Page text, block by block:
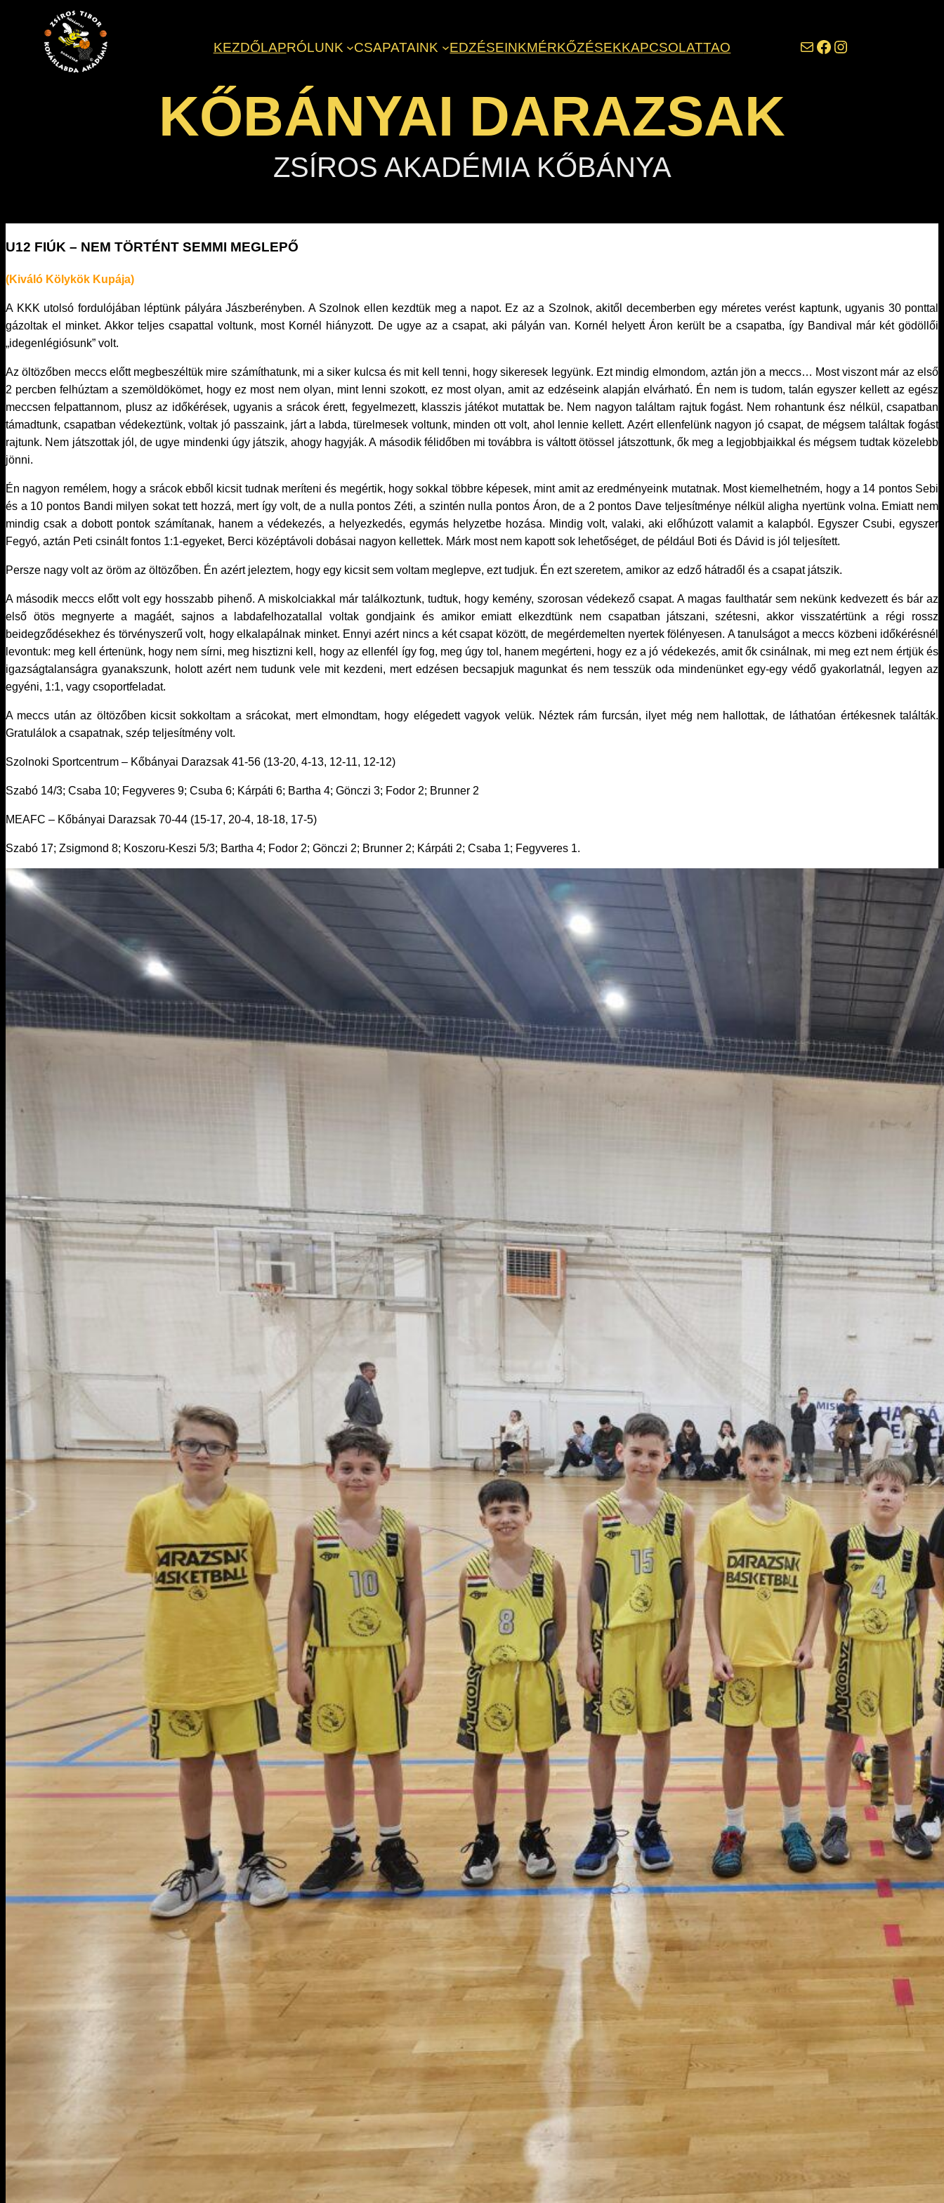
tartalomhoz
KEZDŐLAPRÓLUNK CSAPATAINK EDZÉSEINKMÉRKŐZÉSEKKAPCSOLATTAO darazsak@darazsak.hu @kobanyaidarazsak @darazsak
KŐBÁNYAI DARAZSAK
ZSÍROS AKADÉMIA KŐBÁNYA
U12 FIÚK – NEM TÖRTÉNT SEMMI MEGLEPŐ
(Kiváló Kölykök Kupája)
A KKK utolsó fordulójában léptünk pályára Jászberényben. A Szolnok ellen kezdtük meg a napot. Ez az a Szolnok, akitől decemberben egy méretes verést kaptunk, ugyanis 30 ponttal
gázoltak el minket. Akkor teljes csapattal voltunk, most Kornél hiányzott. De ugye az a csapat, aki pályán van. Kornél helyett Áron került be a csapatba, így Bandival már két gödöllői
„idegenlégiósunk” volt.
Az öltözőben meccs előtt megbeszéltük mire számíthatunk, mi a siker kulcsa és mit kell tenni, hogy sikeresek legyünk. Ezt mindig elmondom, aztán jön a meccs… Most viszont már az első
2 percben felhúztam a szemöldökömet, hogy ez most nem olyan, mint lenni szokott, ez most olyan, amit az edzéseink alapján elvárható. Én nem is tudom, talán egyszer kellett az egész
meccsen felpattannom, plusz az időkérések, ugyanis a srácok érett, fegyelmezett, klasszis játékot mutattak be. Nem nagyon találtam rajtuk fogást. Nem rohantunk ész nélkül, csapatban
támadtunk, csapatban védekeztünk, voltak jó passzaink, járt a labda, türelmesek voltunk, minden ott volt, ahol lennie kellett. Azért ellenfelünk nagyon jó csapat, de mégsem találtak fogást
rajtunk. Nem játszottak jól, de ugye mindenki úgy játszik, ahogy hagyják. A második félidőben mi továbbra is váltott ötössel játszottunk, ők meg a legjobbjaikkal és mégsem tudtak közelebb
jönni.
Én nagyon remélem, hogy a srácok ebből kicsit tudnak meríteni és megértik, hogy sokkal többre képesek, mint amit az eredményeink mutatnak. Most kiemelhetném, hogy a 14 pontos Sebi
és a 10 pontos Bandi milyen sokat tett hozzá, mert így volt, de a nulla pontos Zéti, a szintén nulla pontos Áron, de a 2 pontos Dave teljesítménye nélkül aligha nyertünk volna. Emiatt nem
mindig csak a dobott pontok számítanak, hanem a védekezés, a helyezkedés, egymás helyzetbe hozása. Mindig volt, valaki, aki előhúzott valamit a kalapból. Egyszer Csubi, egyszer
Fegyó, aztán Peti csinált fontos 1:1-egyeket, Berci középtávoli dobásai nagyon kellettek. Márk most nem kapott sok lehetőséget, de például Boti és Dávid is jól teljesített.
Persze nagy volt az öröm az öltözőben. Én azért jeleztem, hogy egy kicsit sem voltam meglepve, ezt tudjuk. Én ezt szeretem, amikor az edző hátradől és a csapat játszik.
A második meccs előtt volt egy hosszabb pihenő. A miskolciakkal már találkoztunk, tudtuk, hogy kemény, szorosan védekező csapat. A magas faulthatár sem nekünk kedvezett és bár az
első ötös megnyerte a magáét, sajnos a labdafelhozatallal voltak gondjaink és amikor emiatt elkezdtünk nem csapatban játszani, szétesni, akkor visszatértünk a régi rossz
beidegződésekhez és törvényszerű volt, hogy elkalapálnak minket. Ennyi azért nincs a két csapat között, de megérdemelten nyertek fölényesen. A tanulságot a meccs közbeni időkérésnél
levontuk: meg kell értenünk, hogy nem sírni, meg hisztizni kell, hogy az ellenfél így fog, meg úgy tol, hanem megérteni, hogy ez a jó védekezés, amit ők csinálnak, mi meg ezt nem értjük és
igazságtalanságra gyanakszunk, holott azért nem tudunk vele mit kezdeni, mert edzésen becsapjuk magunkat és nem tesszük oda mindenünket egy-egy védő gyakorlatnál, legyen az
egyéni, 1:1, vagy csoportfeladat.
A meccs után az öltözőben kicsit sokkoltam a srácokat, mert elmondtam, hogy elégedett vagyok velük. Néztek rám furcsán, ilyet még nem hallottak, de láthatóan értékesnek találták.
Gratulálok a csapatnak, szép teljesítmény volt.
Szolnoki Sportcentrum – Kőbányai Darazsak 41-56 (13-20, 4-13, 12-11, 12-12)
Szabó 14/3; Csaba 10; Fegyveres 9; Csuba 6; Kárpáti 6; Bartha 4; Gönczi 3; Fodor 2; Brunner 2
MEAFC – Kőbányai Darazsak 70-44 (15-17, 20-4, 18-18, 17-5)
Szabó 17; Zsigmond 8; Koszoru-Keszi 5/3; Bartha 4; Fodor 2; Gönczi 2; Brunner 2; Kárpáti 2; Csaba 1; Fegyveres 1.